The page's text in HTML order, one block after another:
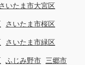
いたま市大宮区
さいたま市桜区
さいたま市緑区
ふじみ野市 三郷市